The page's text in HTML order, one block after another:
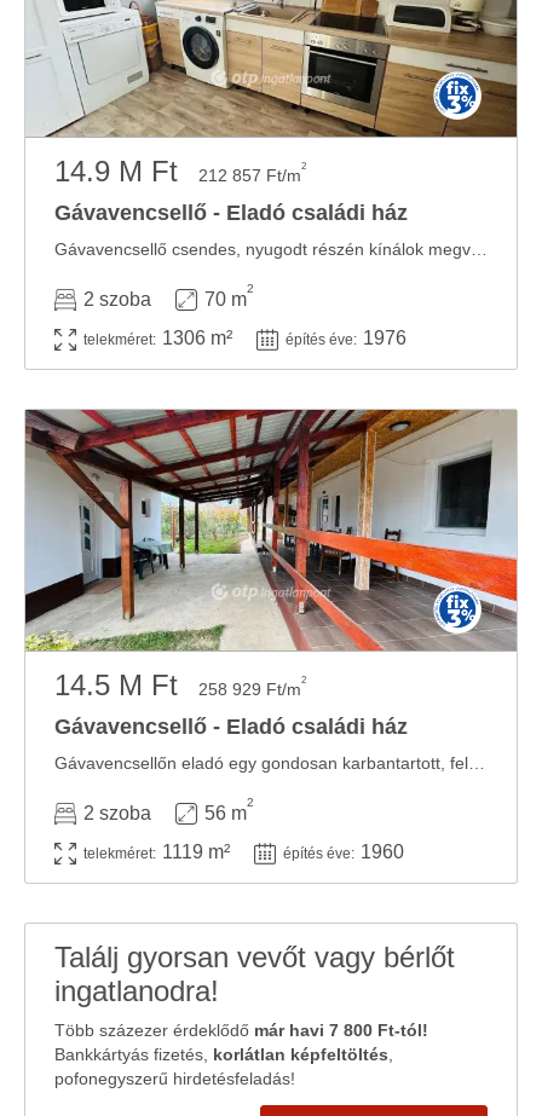
14.9 M Ft 212 857 Ft/m2
Gávavencsellő - Eladó családi ház
2 szoba 70 m
2
telekméret: 1306 m² építés éve: 1976
14.5 M Ft 258 929 Ft/m2
Gávavencsellő - Eladó családi ház
2 szoba 56 m
2
telekméret: 1119 m² építés éve: 1960
Találj gyorsan vevőt vagy bérlőt
ingatlanodra!
Több százezer érdeklődő már havi 7 800 Ft-tól!
Bankkártyás fizetés, korlátlan képfeltöltés
pofonegyszerű hirdetésfeladás!